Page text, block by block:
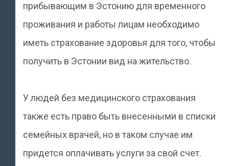
прибывающим в Эстонию для временного
проживания и работы лицам необходимо
иметь страхование здоровья для того, чтобы
получить в Эстонии вид на жительство.
У людей без медицинского страхования
также есть право быть внесенными в списки
семейных врачей, но в таком случае им
придется оплачивать услуги за свой счет.